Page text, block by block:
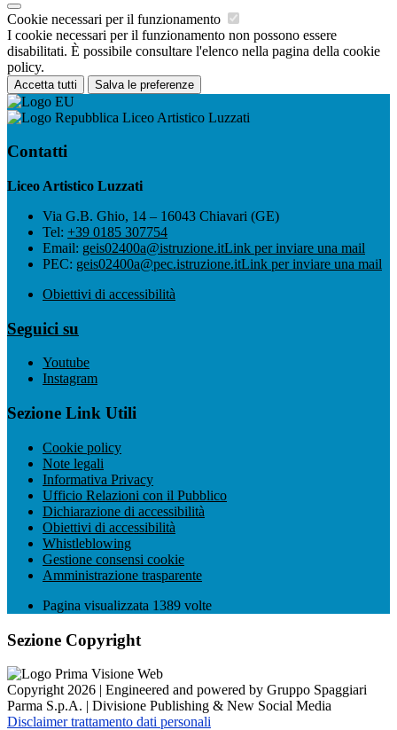
Cookie necessari per il funzionamento
I cookie necessari per il funzionamento non possono essere
disabilitati. È possibile consultare l'elenco nella pagina della cookie
policy.
Accetta tutti Salva le preferenze
Liceo Artistico Luzzati
Contatti
Liceo Artistico Luzzati
Via G.B. Ghio, 14 – 16043 Chiavari (GE)
Tel: +39 0185 307754
Email: geis02400a@istruzione.itLink per inviare una mail
PEC: geis02400a@pec.istruzione.itLink per inviare una mail
Obiettivi di accessibilità
Seguici su
Youtube
Instagram
Sezione Link Utili
Cookie policy
Note legali
Informativa Privacy
Ufficio Relazioni con il Pubblico
Dichiarazione di accessibilità
Obiettivi di accessibilità
Whistleblowing
Gestione consensi cookie
Amministrazione trasparente
Pagina visualizzata 1389 volte
Sezione Copyright
Copyright 2026 | Engineered and powered by Gruppo Spaggiari
Parma S.p.A. | Divisione Publishing & New Social Media
Disclaimer trattamento dati personali